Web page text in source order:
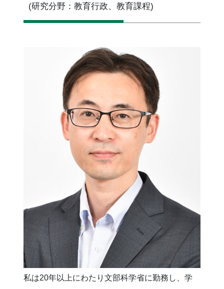
(研究分野：教育行政、教育課程)
私は20年以上にわたり文部科学省に勤務し、学